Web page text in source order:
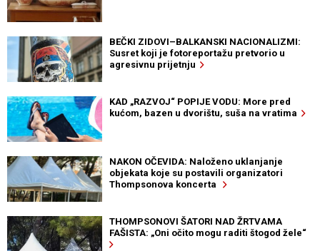
BEČKI ZIDOVI–BALKANSKI NACIONALIZMI:
Susret koji je fotoreportažu pretvorio u
agresivnu prijetnju
KAD „RAZVOJ“ POPIJE VODU: More pred
kućom, bazen u dvorištu, suša na vratima
NAKON OČEVIDA: Naloženo uklanjanje
objekata koje su postavili organizatori
Thompsonova koncerta
THOMPSONOVI ŠATORI NAD ŽRTVAMA
FAŠISTA: „Oni očito mogu raditi štogod žele“